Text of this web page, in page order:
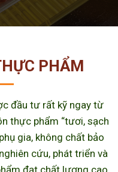
PHẨM
đầu tư rất kỹ ngay từ
thực phẩm “tươi, sạch
gia, không chất bảo
cứu, phát triển và